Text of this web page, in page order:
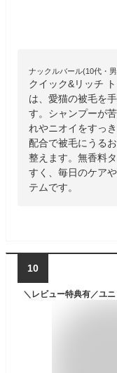
ナックルバール(10代・
クイック&リッチ
は、愛猫の被毛を
す。シャンプーが
れやニオイをすっ
配合で被毛にうる
整えます。無香料
すく、毎日のケア
テムです。
10